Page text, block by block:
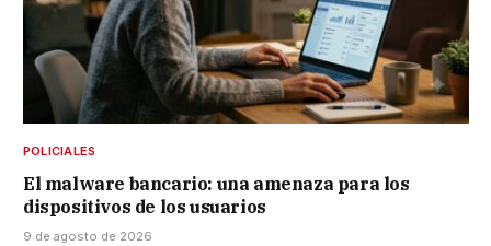
POLICIALES
El malware bancario: una amenaza para los
dispositivos de los usuarios
9 de agosto de 2026